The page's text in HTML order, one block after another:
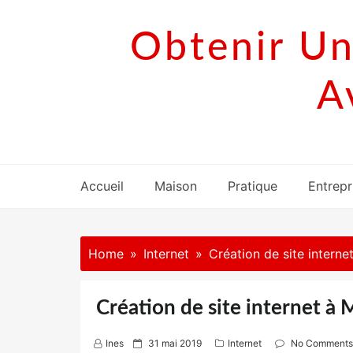
Obtenir
Accueil Maison Pratique
Home Internet Création de site
Création de site internet à
Ines
P 31 mai 2019 Internet No Comments